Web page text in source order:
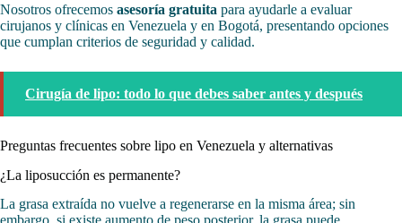
Nosotros ofrecemos asesoría gratuita para ayudarle a evaluar
cirujanos y clínicas en Venezuela y en Bogotá, presentando opciones
que cumplan criterios de seguridad y calidad.
Cirugía de lipo: todo lo que debes saber antes y después
Preguntas frecuentes sobre lipo en Venezuela y alternativas
¿La liposucción es permanente?
La grasa extraída no vuelve a regenerarse en la misma área; sin